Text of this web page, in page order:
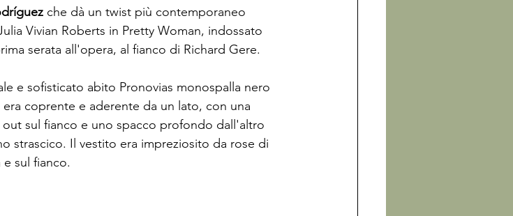
che dà un twist più contemporaneo
Vivian Roberts in Pretty Woman, indossato
serata all'opera, al fianco di Richard Gere.
e sofisticato abito Pronovias monospalla nero
coprente e aderente da un lato, con una
sul fianco e uno spacco profondo dall'altro
strascico. Il vestito era impreziosito da rose di
sul fianco.